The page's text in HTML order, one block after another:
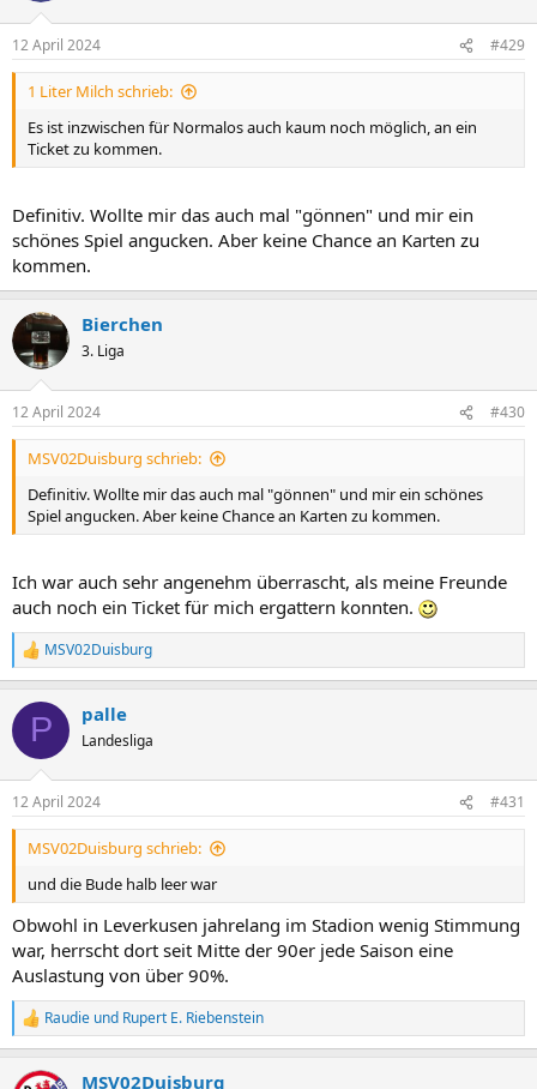
12 April 2024 #429
1 Liter Milch schrieb:
Es ist inzwischen für Normalos auch kaum noch möglich, an ein
Ticket zu kommen.
Definitiv. Wollte mir das auch mal "gönnen" und mir ein
schönes Spiel angucken. Aber keine Chance an Karten zu
kommen.
Bierchen
3. Liga
12 April 2024 #430
MSV02Duisburg schrieb:
Definitiv. Wollte mir das auch mal "gönnen" und mir ein schönes
Spiel angucken. Aber keine Chance an Karten zu kommen.
Ich war auch sehr angenehm überrascht, als meine Freunde
auch noch ein Ticket für mich ergattern konnten.
R
e
k
i
e
n
MSV02Duisburg
P palle
Landesliga
12 April 2024 #431
MSV02Duisburg schrieb:
und die Bude halb leer war
Obwohl in Leverkusen jahrelang im Stadion wenig Stimmung
war, herrscht dort seit Mitte der 90er jede Saison eine
Auslastung von über 90%.
R
e
k
Raudie und Rupert E. Riebenstein
MSV02Duisburg